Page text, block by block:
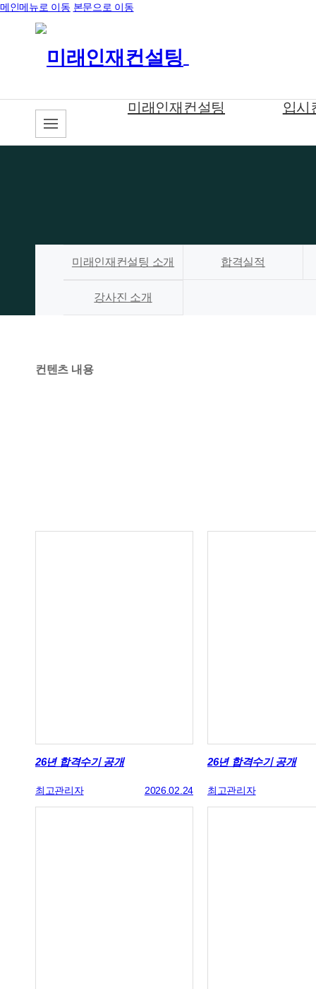
메인메뉴로 이동 본문으로 이동
미래인재컨설팅 소개 합격실적
강사진 소개
컨텐츠 내용
26년 합격수기 공개
최고관리자 2026.02.24
26년 합격수기 공개
최고관리자
미래인재컨설팅 입시